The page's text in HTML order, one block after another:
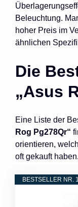
Beleuchtung.
hoher Preis im
ähnlichen
Die
„Asus
Eine Liste der
Rog Pg278Qr“
orientieren,
oft gekauft haben.
BESTSELLER NR. 1